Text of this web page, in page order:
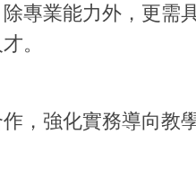
專業能力外，更需
。
，強化實務導向教